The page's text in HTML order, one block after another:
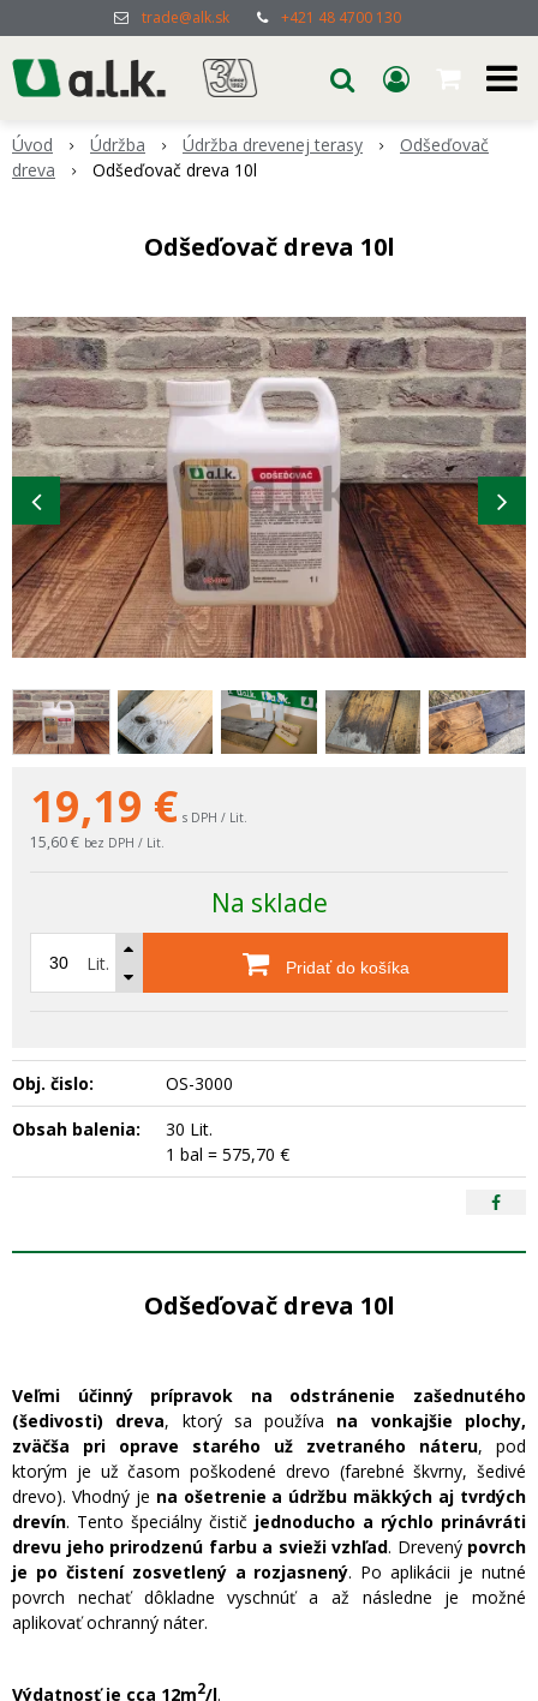
trade@alk.sk +421 48 4700 130
Úvod Údržba Údržba drevenej terasy
Odšeďovač
dreva
Odšeďovač dreva 10l
Odšeďovač dreva 10l
19,19 € s DPH / Lit.
15,60 € bez DPH / Lit.
Na sklade
Lit. Pridať do košíka
Obj. čislo:
OS-3000
Obsah balenia:
30 Lit.
1 bal = 575,70 €
Odšeďovač dreva 10l
Veľmi účinný prípravok na odstránenie zašednutého
(šedivosti) dreva, ktorý sa používa na vonkajšie plochy,
zväčša pri oprave starého už zvetraného náteru, pod
ktorým je už časom poškodené drevo (farebné škvrny, šedivé
drevo). Vhodný je na ošetrenie a údržbu mäkkých aj tvrdých
drevín. Tento špeciálny čistič jednoducho a rýchlo prinávráti
drevu jeho prirodzenú farbu a svieži vzhľad. Drevený povrch
je po čistení zosvetlený a rozjasnený. Po aplikácii je nutné
povrch nechať dôkladne vyschnúť a až následne je možné
aplikovať ochranný náter.
Výdatnosť je cca 12m2/l.